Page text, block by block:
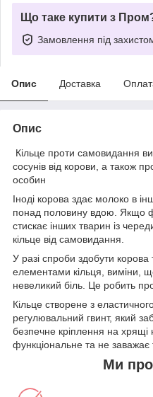
Що таке купити з
Замовлення під
Опис Доставка
Опис
Кільце проти самовидання
сосунів від корови, а також
особин
Іноді корова здає молоко в
понад половину вдою. Якщо
стискає інших тварин із
кільце від самовидання.
У разі спроби здобути корова
елементами кільця, виміни,
невеликий біль. Це робить
Кільце створене з
регулювальний гвинт, який
безпечне кріплення на хрящі
функціональне та не заважає
Ми